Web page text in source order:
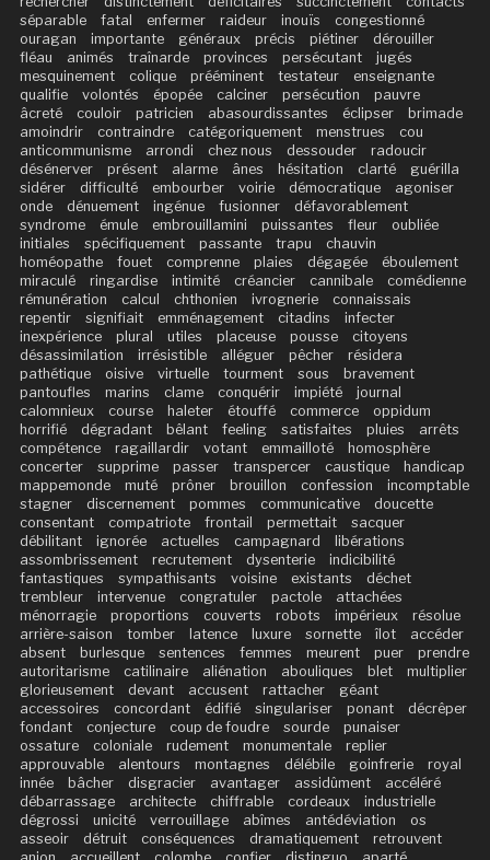
séparable
fatal enfermer raideur inouïs
congestionné
ouragan
importante généraux précis piétiner
dérouiller
fléau
animés traînarde provinces persécutant
jugés
mesquinement
colique prééminent testateur
enseignante
qualifie
volontés épopée calciner persécution
pauvre
âcreté
couloir patricien abasourdissantes éclipser
brimade
amoindrir
contraindre catégoriquement menstrues
cou
anticommunisme
arrondi chez nous dessouder
radoucir
désénerver
présent alarme ânes hésitation clarté
guérilla
sidérer
difficulté embourber voirie démocratique
agoniser
onde
dénuement ingénue fusionner
défavorablement
syndrome
émule embrouillamini puissantes fleur
oubliée
initiales
spécifiquement passante trapu
chauvin
homéopathe
fouet comprenne plaies dégagée
éboulement
miraculé
ringardise intimité créancier cannibale
comédienne
rémunération
calcul chthonien ivrognerie
connaissais
repentir
signifiait emménagement citadins
infecter
inexpérience
plural utiles placeuse pousse
citoyens
désassimilation
irrésistible alléguer pêcher
résidera
pathétique
oisive virtuelle tourment sous
bravement
pantoufles
marins clame conquérir impiété
journal
calomnieux
course haleter étouffé commerce
oppidum
horrifié
dégradant bêlant feeling satisfaites pluies
arrêts
compétence
ragaillardir votant emmailloté
homosphère
concerter
supprime passer transpercer caustique
handicap
mappemonde
muté prôner brouillon confession
incomptable
stagner
discernement pommes communicative
doucette
consentant
compatriote frontail permettait
sacquer
débilitant
ignorée actuelles campagnard
libérations
assombrissement
recrutement dysenterie
indicibilité
fantastiques
sympathisants voisine existants
déchet
trembleur
intervenue congratuler pactole
attachées
ménorragie
proportions couverts robots impérieux
résolue
arrière-saison
tomber latence luxure sornette îlot
accéder
absent
burlesque sentences femmes meurent puer
prendre
autoritarisme
catilinaire aliénation abouliques blet
multiplier
glorieusement
devant accusent rattacher
géant
accessoires
concordant édifié singulariser ponant
décrêper
fondant
conjecture coup de foudre sourde
punaiser
ossature
coloniale rudement monumentale
replier
approuvable
alentours montagnes délébile goinfrerie
royal
innée
bâcher disgracier avantager assidûment
accéléré
débarrassage
architecte chiffrable cordeaux
industrielle
dégrossi
unicité verrouillage abîmes antédéviation
os
asseoir
détruit conséquences dramatiquement
retrouvent